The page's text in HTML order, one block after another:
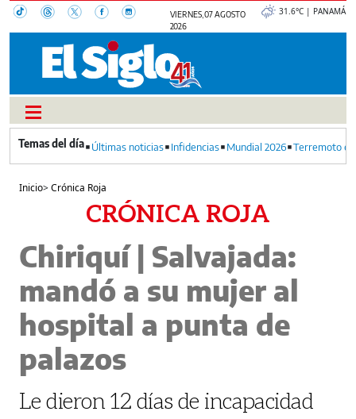
VIERNES, 07 AGOSTO
2026
31.6°C | PANAMÁ
Últimas noticias Infidencias Mundial 2026 Terremoto
Inicio>Crónica Roja
CRÓNICA ROJA
Chiriquí | Salvajada:
mandó a su mujer al
hospital a punta de
palazos
Le dieron 12 días de incapacidad